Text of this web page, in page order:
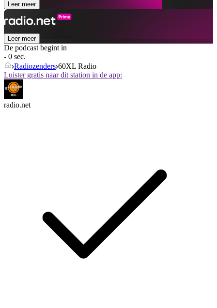
Leer meer
Leer meer
De podcast begint in
- 0 sec.
Radiozenders 60XL Radio
Luister gratis naar dit station in de app:
radio.net